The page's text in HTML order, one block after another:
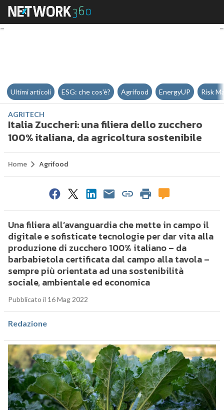
Italia Zuccheri: una filiera dello
Ultimi articoli ESG: che cos'è? Agrifood EnergyUP Risk
AGRITECH
Italia Zuccheri: una filiera dello zucchero
100% italiana, da agricoltura sostenibile
Home Agrifood
Una filiera all’avanguardia che mette in campo il
digitale e sofisticate tecnologie per dar vita alla
produzione di zucchero 100% italiano – da
barbabietola certificata dal campo alla tavola –
sempre più orientata ad una sostenibilità
sociale, ambientale ed economica
Pubblicato il 16 Mag 2022
Redazione